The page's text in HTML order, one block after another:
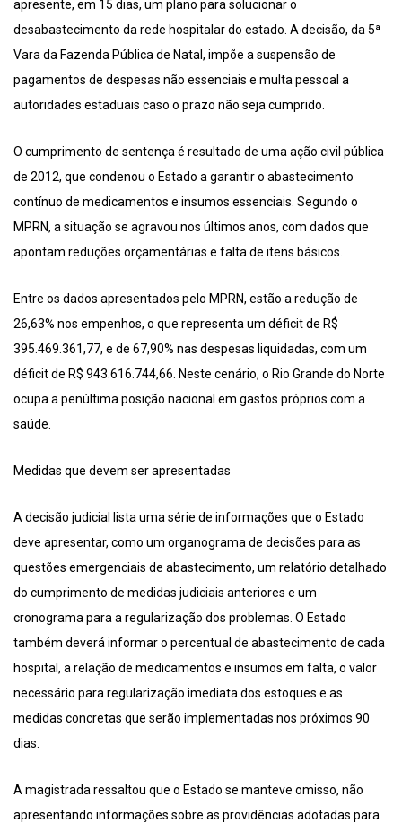
apresente, em 15 dias, um plano para solucionar o
desabastecimento da rede hospitalar do estado. A decisão, da 5ª
Vara da Fazenda Pública de Natal, impõe a suspensão de
pagamentos de despesas não essenciais e multa pessoal a
autoridades estaduais caso o prazo não seja cumprido.
O cumprimento de sentença é resultado de uma ação civil pública
de 2012, que condenou o Estado a garantir o abastecimento
contínuo de medicamentos e insumos essenciais. Segundo o
MPRN, a situação se agravou nos últimos anos, com dados que
apontam reduções orçamentárias e falta de itens básicos.
Entre os dados apresentados pelo MPRN, estão a redução de
26,63% nos empenhos, o que representa um déficit de R$
395.469.361,77, e de 67,90% nas despesas liquidadas, com um
déficit de R$ 943.616.744,66. Neste cenário, o Rio Grande do Norte
ocupa a penúltima posição nacional em gastos próprios com a
saúde.
Medidas que devem ser apresentadas
A decisão judicial lista uma série de informações que o Estado
deve apresentar, como um organograma de decisões para as
questões emergenciais de abastecimento, um relatório detalhado
do cumprimento de medidas judiciais anteriores e um
cronograma para a regularização dos problemas. O Estado
também deverá informar o percentual de abastecimento de cada
hospital, a relação de medicamentos e insumos em falta, o valor
necessário para regularização imediata dos estoques e as
medidas concretas que serão implementadas nos próximos 90
dias.
A magistrada ressaltou que o Estado se manteve omisso, não
apresentando informações sobre as providências adotadas para